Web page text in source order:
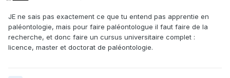
JE ne sais pas exactement ce que tu entend pas apprentie en
paléontologie, mais pour faire paléontologue il faut faire de la
recherche, et donc faire un cursus universitaire complet :
licence, master et doctorat de paléontologie.